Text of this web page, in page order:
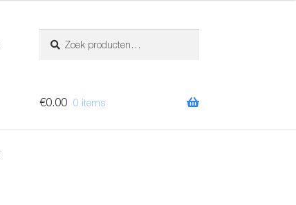
naar:
€0.00 0 items